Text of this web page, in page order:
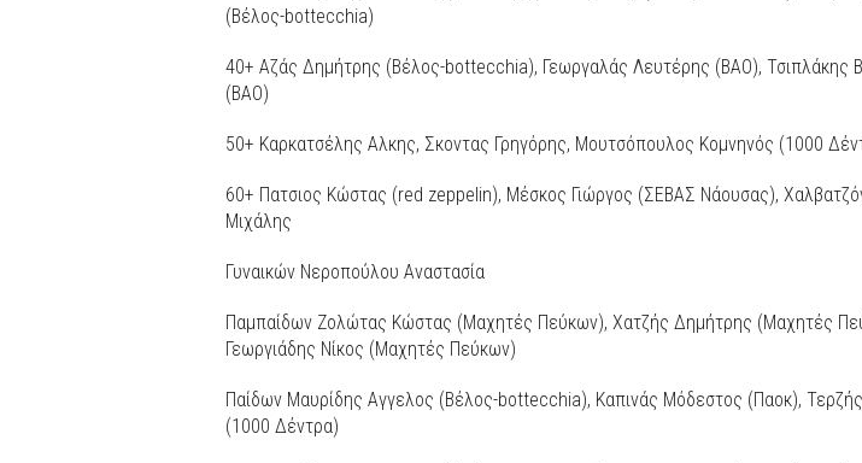
(Βέλος-bottecchia)
40+ Αζάς Δημήτρης (Βέλος-bottecchia), Γεωργαλάς Λευτέρης (BAO), Τσιπλάκης
(ΒΑΟ)
50+ Καρκατσέλης Αλκης, Σκοντας Γρηγόρης, Μουτσόπουλος Κομνηνός (1000
60+ Πατσιος Κώστας (red zeppelin), Μέσκος Γιώργος (ΣΕΒΑΣ Νάουσας),
Μιχάλης
Γυναικών Νεροπούλου Αναστασία
Παμπαίδων Ζολώτας Κώστας (Μαχητές Πεύκων), Χατζής Δημήτρης (Μαχητές
Γεωργιάδης Νίκος (Μαχητές Πεύκων)
Παίδων Μαυρίδης Αγγελος (Βέλος-bottecchia), Καπινάς Μόδεστος (Παοκ),
(1000 Δέντρα)